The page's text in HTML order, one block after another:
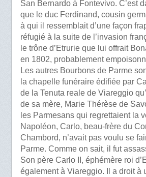
San Bernardo à Fontevivo. C’est
que le duc Ferdinand, cousin
à qui il ressemblait d’une façon
réfugié à la suite de l’invasion
le trône d’Etrurie que lui offrait
en 1802, probablement
Les autres Bourbons de Parme
la chapelle funéraire édifiée par
de la Tenuta reale de Viareggio
de sa mère, Marie Thérèse de
les Parmesans qui regrettaient la
Napoléon, Carlo, beau-frère du
Chambord, n’avait pas voulu se
Parme. Comme on sait, il fut
Son père Carlo II, éphémère roi
également à Viareggio. Il a droit à